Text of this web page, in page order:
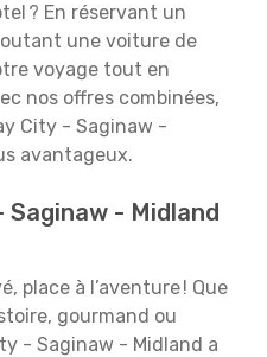
? En réservant un
une voiture de
voyage tout en
nos offres combinées,
City - Saginaw -
avantageux.
Saginaw - Midland
place à l’aventure ! Que
gourmand ou
- Saginaw - Midland a